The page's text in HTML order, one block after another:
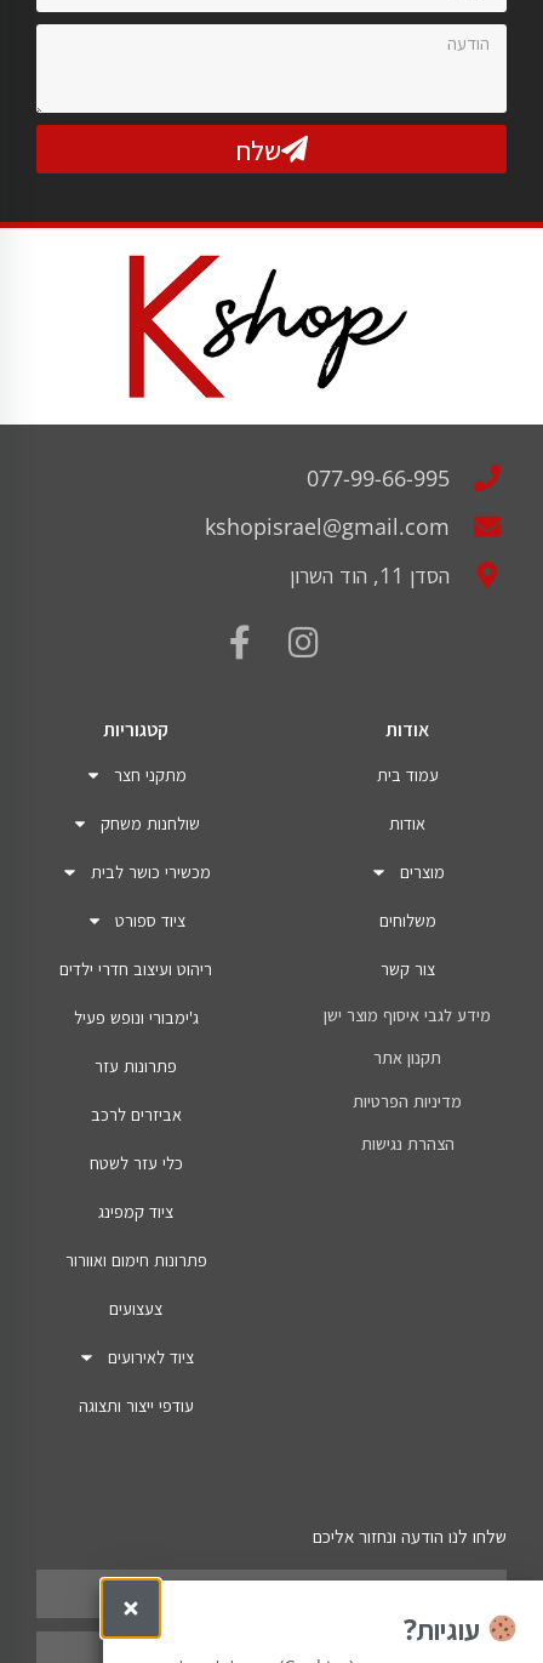
שלח
077-99-66-995
kshopisrael@gmail.com
הסדן 11, הוד השרון
אודות
עמוד בית
אודות
מוצרים
משלוחים
צור קשר
מידע לגבי איסוף מוצר ישן
תקנון אתר
מדיניות הפרטיות
הצהרת נגישות
קטגוריות
מתקני חצר
שולחנות משחק
מכשירי כושר לבית
ציוד ספורט
ריהוט ועיצוב חדרי ילדים
ג'ימבורי ונופש פעיל
פתרונות עזר
אביזרים לרכב
כלי עזר לשטח
ציוד קמפינג
פתרונות חימום ואוורור
צעצועים
ציוד לאירועים
עודפי ייצור ותצוגה
שלחו לנו הודעה ונחזור אליכם
עוגיות?